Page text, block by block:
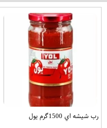
رب شيشه اي 1500گرم يول